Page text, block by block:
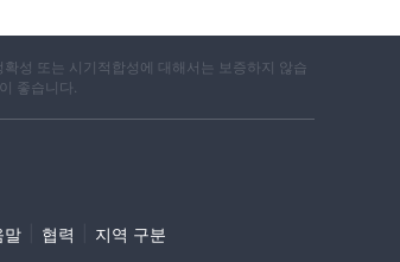
성 또는 시기적합성에 대해서는 보증하지 않습
좋습니다.
말 협력 지역 구분